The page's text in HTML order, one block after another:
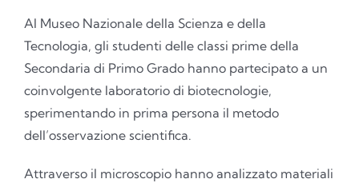
Al Museo Nazionale della Scienza e della
Tecnologia, gli studenti delle classi prime della
Secondaria di Primo Grado hanno partecipato a un
coinvolgente laboratorio di biotecnologie,
sperimentando in prima persona il metodo
dell’osservazione scientifica.
Attraverso il microscopio hanno analizzato materiali